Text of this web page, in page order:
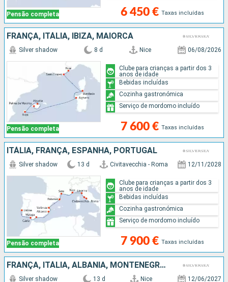
Pensão completa 6 450 € Taxas incluídas
FRANÇA, ITÁLIA, IBIZA, MAIORCA
Pensão completa
Silver shadow 8 d Nice 06/08/2026
7 600 € Taxas incluídas
Clube para crianças a partir dos 3
anos de idade
Bebidas incluídas
Cozinha gastronómica
Serviço de mordomo incluído
ITÁLIA, FRANÇA, ESPANHA, PORTUGAL
Pensão completa
Silver shadow 13 d Civitavecchia - Roma 12/11/2028
7 900 € Taxas incluídas
Clube para crianças a partir dos 3
anos de idade
Bebidas incluídas
Cozinha gastronómica
Serviço de mordomo incluído
FRANÇA, ITÁLIA, ALBÂNIA, MONTENEGRO, GRÉCIA, CROÁCIA
Silver shadow 13 d Nice 12/06/2027